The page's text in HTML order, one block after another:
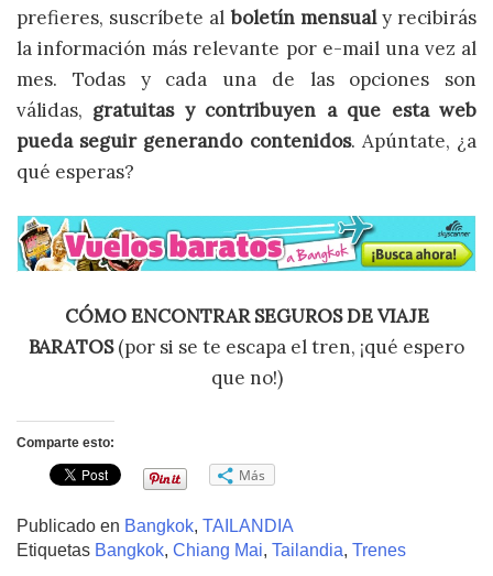
prefieres, suscríbete al boletín mensualy recibirás
la información más relevante por e-mail una vez al
mes. Todas y cada una de las opciones son
válidas, gratuitas y contribuyen a que esta web
pueda seguir generando contenidos. Apúntate, ¿a
qué esperas?
CÓMO ENCONTRAR SEGUROS DE VIAJE
BARATOS(por si se te escapa el tren, ¡qué espero
que no!)
Comparte esto:
Más
Publicado en Bangkok, TAILANDIA
Etiquetas Bangkok, Chiang Mai, Tailandia, Trenes